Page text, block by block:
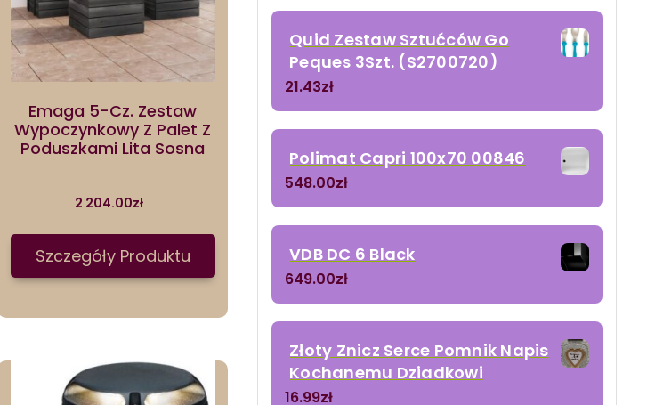
Emaga 5-Cz. Zestaw
Wypoczynkowy Z Palet Z
Poduszkami Lita Sosna
2 204.00zł
Szczegóły Produktu
Quid Zestaw Sztućców Go
Peques 3Szt. (S2700720)
21.43zł
Polimat Capri 100x70 00846
548.00zł
VDB DC 6 Black
649.00zł
Złoty Znicz Serce Pomnik Napis
Kochanemu Dziadkowi
16.99zł